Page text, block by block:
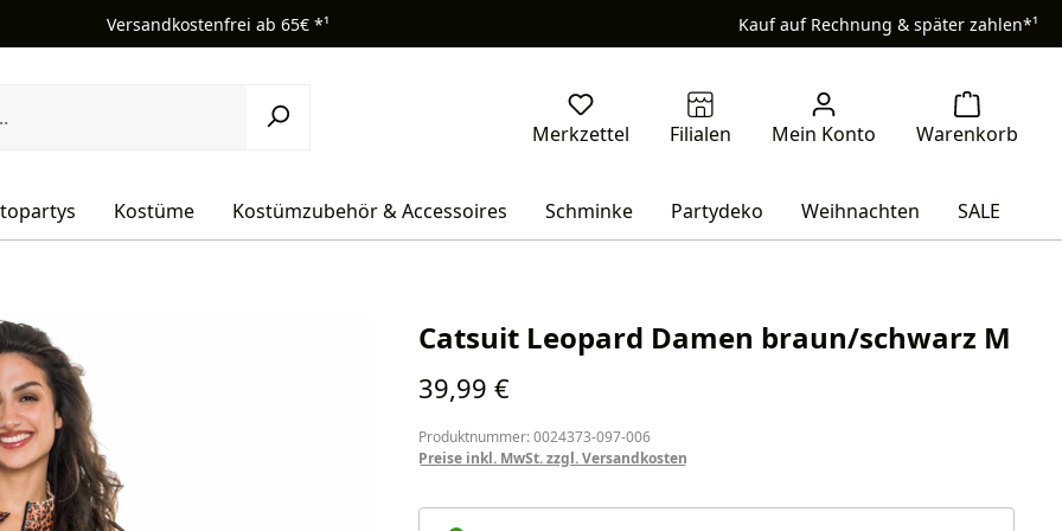
Versandkostenfrei ab 65€ *¹ Kauf auf Rechnung & später zahlen*¹
Kostüme Kostümzubehör & Accessoires Schminke Partydeko Weihnachten SALE
Catsuit Leopard Damen braun/schwarz M
Regulärer Preis:
39,99 €
Produktnummer: 0024373-097-006
Preise inkl. MwSt. zzgl. Versandkosten